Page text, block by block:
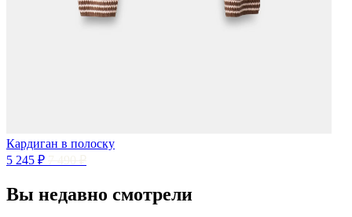
Кардиган в полоску
5 245 ₽
Вы недавно смотрели